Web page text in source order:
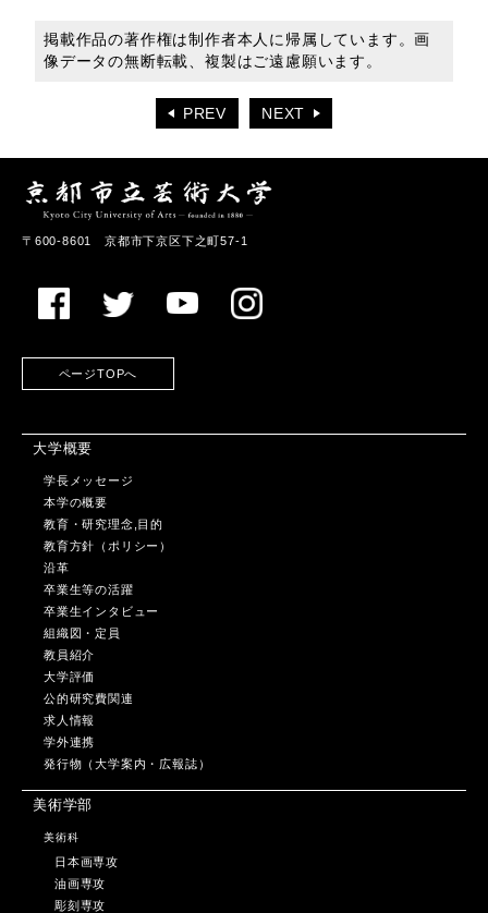
掲載作品の著作権は制作者本人に帰属しています。画
像データの無断転載、複製はご遠慮願います。
PREV NEXT
〒600-8601 京都市下京区下之町57-1
ページTOPへ
大学概要
学長メッセージ
本学の概要
教育・研究理念,目的
教育方針（ポリシー）
沿革
卒業生等の活躍
卒業生インタビュー
組織図・定員
教員紹介
大学評価
公的研究費関連
求人情報
学外連携
発行物（大学案内・広報誌）
美術学部
美術科
日本画専攻
油画専攻
彫刻専攻